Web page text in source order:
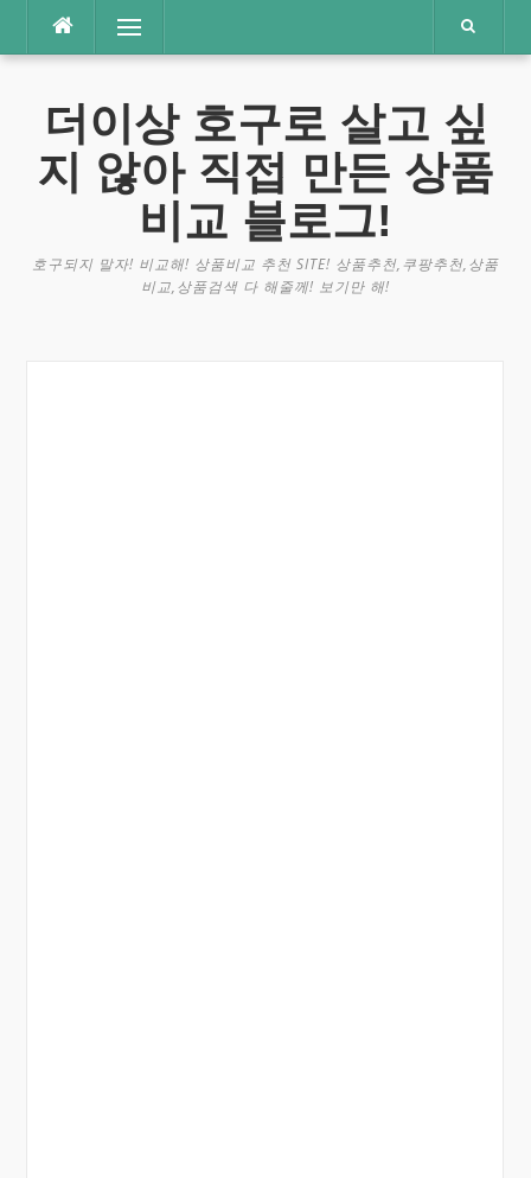
츠
메뉴
더이상 호구로 살고 싶
지 않아 직접 만든 상품
비교 블로그!
호구되지 말자! 비교해! 상품비교 추천 SITE! 상품추천,쿠팡추천,상품
비교,상품검색 다 해줄께! 보기만 해!